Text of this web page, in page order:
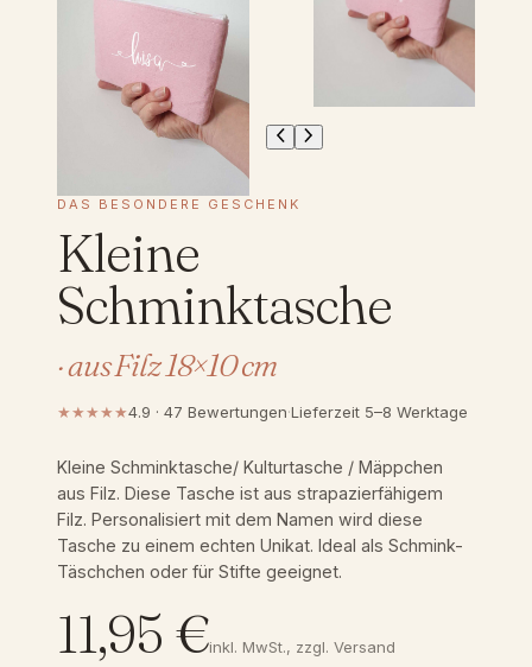
DAS BESONDERE GESCHENK
Kleine
Schminktasche
· aus Filz 18×10 cm
★★★★★4.9 · 47 Bewertungen·Lieferzeit 5–8 Werktage
Kleine Schminktasche/ Kulturtasche / Mäppchen
aus Filz. Diese Tasche ist aus strapazierfähigem
Filz. Personalisiert mit dem Namen wird diese
Tasche zu einem echten Unikat. Ideal als Schmink-
Täschchen oder für Stifte geeignet.
11,95 €inkl. MwSt., zzgl. Versand